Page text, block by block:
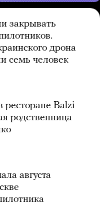
закрывать
дрона
семь человек
ресторане Balzi
родственница
августа